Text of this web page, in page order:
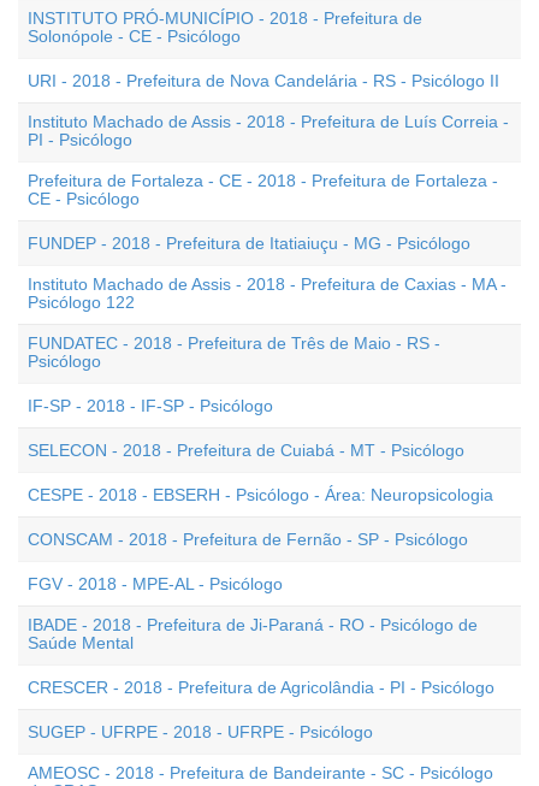
INSTITUTO PRÓ-MUNICÍPIO - 2018 - Prefeitura de
Solonópole - CE - Psicólogo
URI - 2018 - Prefeitura de Nova Candelária - RS - Psicólogo II
Instituto Machado de Assis - 2018 - Prefeitura de Luís Correia -
PI - Psicólogo
Prefeitura de Fortaleza - CE - 2018 - Prefeitura de Fortaleza -
CE - Psicólogo
FUNDEP - 2018 - Prefeitura de Itatiaiuçu - MG - Psicólogo
Instituto Machado de Assis - 2018 - Prefeitura de Caxias - MA -
Psicólogo 122
FUNDATEC - 2018 - Prefeitura de Três de Maio - RS -
Psicólogo
IF-SP - 2018 - IF-SP - Psicólogo
SELECON - 2018 - Prefeitura de Cuiabá - MT - Psicólogo
CESPE - 2018 - EBSERH - Psicólogo - Área: Neuropsicologia
CONSCAM - 2018 - Prefeitura de Fernão - SP - Psicólogo
FGV - 2018 - MPE-AL - Psicólogo
IBADE - 2018 - Prefeitura de Ji-Paraná - RO - Psicólogo de
Saúde Mental
CRESCER - 2018 - Prefeitura de Agricolândia - PI - Psicólogo
SUGEP - UFRPE - 2018 - UFRPE - Psicólogo
AMEOSC - 2018 - Prefeitura de Bandeirante - SC - Psicólogo